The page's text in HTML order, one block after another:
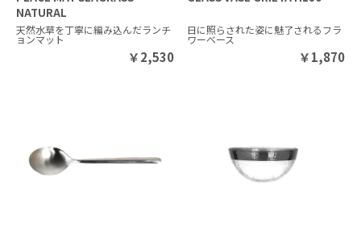
NATURAL
天然水草を丁寧に編み込んだランチ
ョンマット
￥2,530
日に照らされた姿に魅了されるフラ
ワーベース
￥1,870